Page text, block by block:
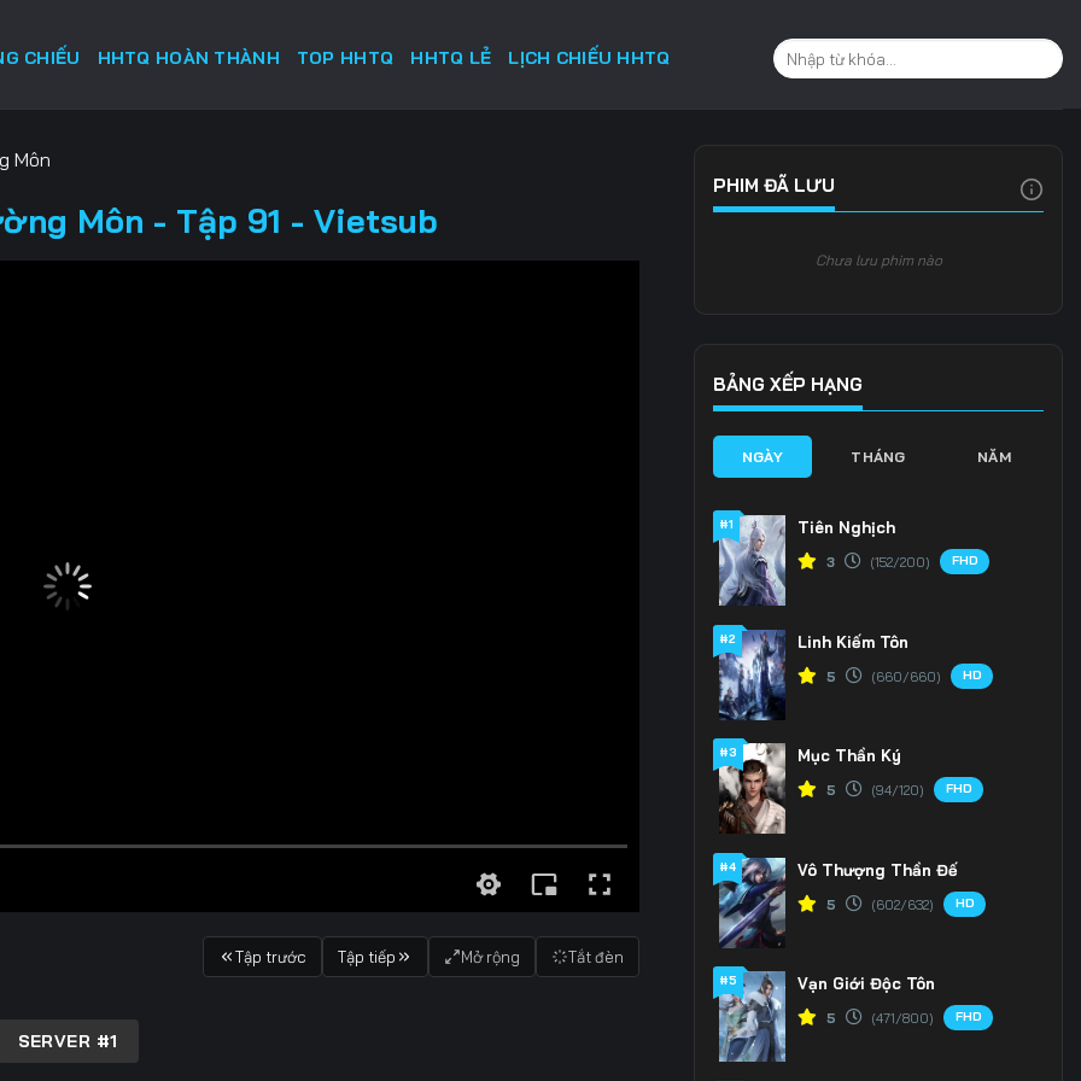
CHIẾU HHTQ HOÀN THÀNH TOP HHTQ HHTQ LẺ LỊCH CHIẾU HHTQ
Môn
Môn - Tập 91 - Vietsub
Tập trước Tập tiếp Mở rộng Tắt đèn
SERVER #1
PHIM ĐÃ LƯU
Chưa lưu phim nào
BẢNG XẾP HẠNG
NGÀY THÁNG NĂM
#1 Tiên Nghịch
3 (152/200) FHD
#2 Linh Kiếm Tôn
5 (660/660) HD
#3 Mục Thần Ký
5 (94/120) FHD
#4 Vô Thượng Thần Đế
5 (602/632) HD
#5 Vạn Giới Độc Tôn
5 (471/800) FHD